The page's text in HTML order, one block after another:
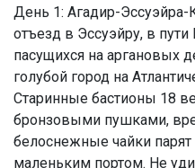
День 1: Агадир-Эссуэйра-
отъезд в Эссуэйру, в
пасущихся на аргановых
голубой город на
Старинные бастионы 18
бронзовыми пушками,
белоснежные чайки
маленьким портом. Не